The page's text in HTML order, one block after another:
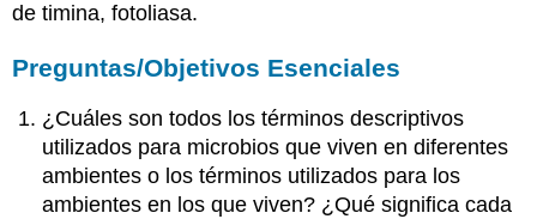
de timina, fotoliasa.
Preguntas/Objetivos Esenciales
¿Cuáles son todos los términos descriptivos
utilizados para microbios que viven en diferentes
ambientes o los términos utilizados para los
ambientes en los que viven? ¿Qué significa cada